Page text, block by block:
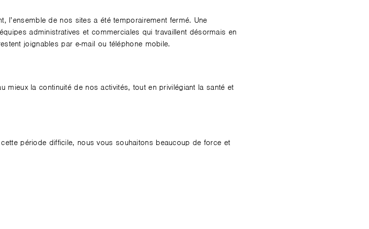
l’ensemble de nos sites a été temporairement fermé. Une
administratives et commerciales qui travaillent désormais en
joignables par e-mail ou téléphone mobile.
mieux la continuité de nos activités, tout en privilégiant la santé et
période difficile, nous vous souhaitons beaucoup de force et